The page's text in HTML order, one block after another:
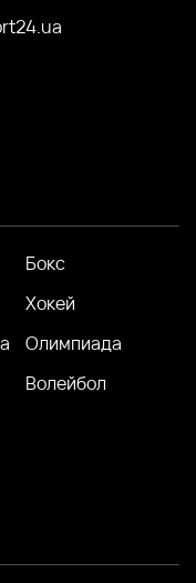
Бокс
Хокей
Олимпиада
Волейбол